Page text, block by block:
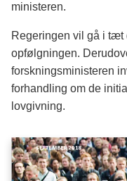
ministeren.
Regeringen vil gå i tæt
opfølgningen.
forskningsministeren
forhandling om de
lovgivning.